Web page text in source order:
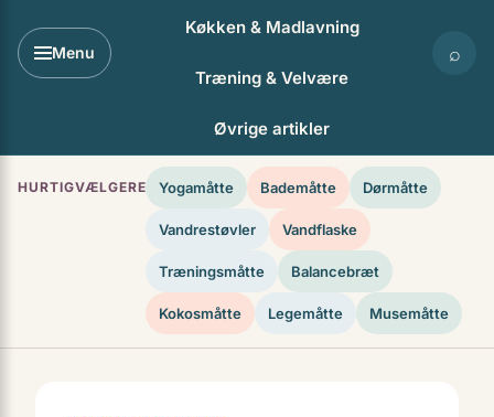
Menu
Køkken & Madlavning
Træning & Velvære
Øvrige artikler
⌕
HURTIGVÆLGERE Yogamåtte Bademåtte Dørmåtte
Vandrestøvler Vandflaske
Træningsmåtte Balancebræt
Kokosmåtte Legemåtte Musemåtte